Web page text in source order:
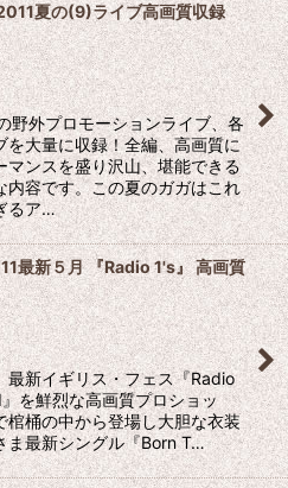
夏の(9)ライブ高画質収録
野外プロモーションライブ、各
を大量に収録！全編、高画質に
マンスを盛り沢山、堪能できる
内容です。この夏のガガはこれ
るア…
最新５月 『Radio 1's』 高画質
最新イギリス・フェス『Radio
を鮮烈な高画質プロショッ
桶の中から登場し大胆な衣装
ま最新シングル『Born T…